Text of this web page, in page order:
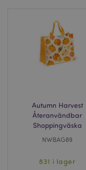
Autumn Harvest
Återanvändbar
Shoppingväska
NWBAG89
831 i lager